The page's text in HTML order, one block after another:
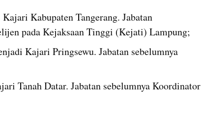
Kabupaten Tangerang. Jabatan
pada Kejaksaan Tinggi (Kejati) Lampung;
Kajari Pringsewu. Jabatan sebelumnya
Tanah Datar. Jabatan sebelumnya Koordinator